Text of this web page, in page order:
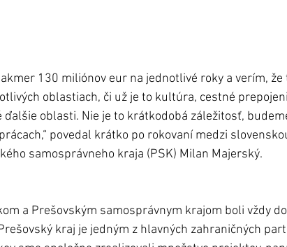
130 miliónov eur na jednotlivé roky a verím,
oblastiach, či už je to kultúra, cestné
ďalšie oblasti. Nie je to krátkodobá záležitosť,
povedal krátko po rokovaní medzi
samosprávneho kraja (PSK) Milan Majerský.
a Prešovským samosprávnym krajom boli vždy
kraj je jedným z hlavných zahraničných